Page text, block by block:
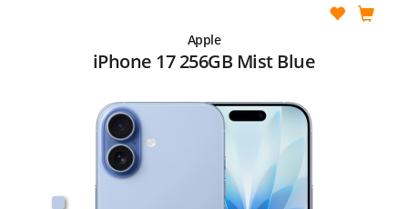
Apple
iPhone 17 256GB Mist Blue